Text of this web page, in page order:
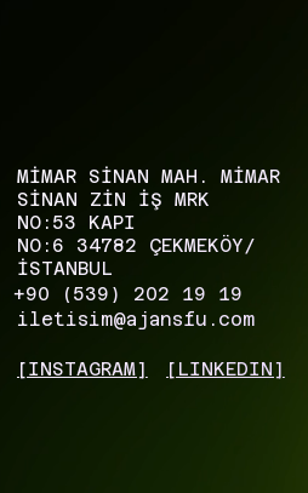
MİMAR SİNAN MAH. MİMAR
SİNAN ZIN İŞ MRK
NO:53 KAPI
NO:6 34782 ÇEKMEKÖY/
İSTANBUL
+90 (539) 202 19 19
iletisim@ajansfu.com
[INSTAGRAM] [LINKEDIN]